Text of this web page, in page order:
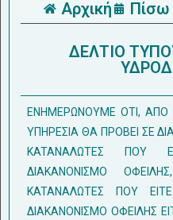
Αρχική Πίσω
ΔΕΛΤΙΟ
ENHMEPΩNOYME OTI,
YΠHPEΣIA ΘA ΠPOBEI ΣE
KATANAΛΩTEΣ ΠOY
ΔIAKANONIΣMO
KATANAΛΩTEΣ ΠOY
ΔIAKANONIΣMO OΦEIΛHΣ